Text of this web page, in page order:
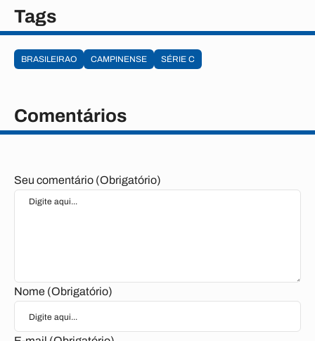
Tags
BRASILEIRAO CAMPINENSE SÉRIE C
Comentários
Seu comentário (Obrigatório)
Nome (Obrigatório)